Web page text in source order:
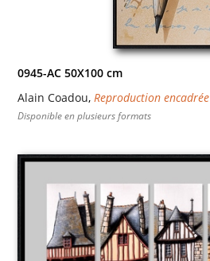
0945-AC 50X100 cm
Alain Coadou, Reproduction encadrée
Disponible en plusieurs formats